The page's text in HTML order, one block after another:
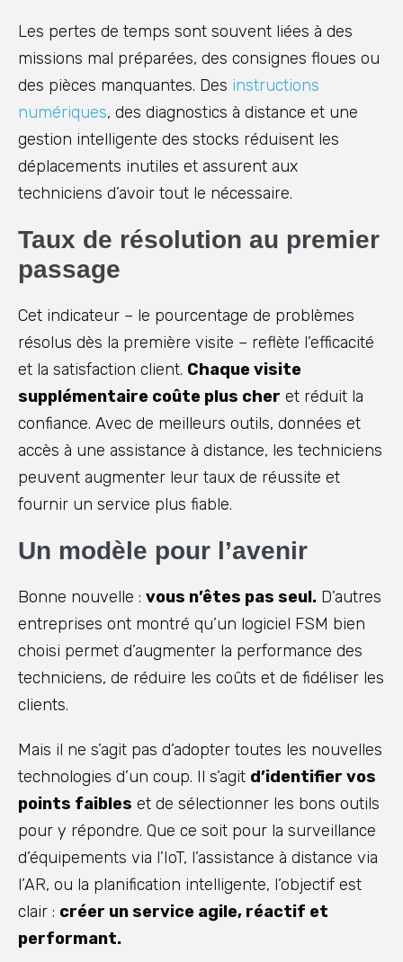
Les pertes de temps sont souvent liées à des
missions mal préparées, des consignes floues ou
des pièces manquantes. Des instructions
numériques, des diagnostics à distance et une
gestion intelligente des stocks réduisent les
déplacements inutiles et assurent aux
techniciens d’avoir tout le nécessaire.
Taux de résolution au premier
passage
Cet indicateur – le pourcentage de problèmes
résolus dès la première visite – reflète l’efficacité
et la satisfaction client. Chaque visite
supplémentaire coûte plus cher et réduit la
confiance. Avec de meilleurs outils, données et
accès à une assistance à distance, les techniciens
peuvent augmenter leur taux de réussite et
fournir un service plus fiable.
Un modèle pour l’avenir
Bonne nouvelle : vous n’êtes pas seul. D’autres
entreprises ont montré qu’un logiciel FSM bien
choisi permet d’augmenter la performance des
techniciens, de réduire les coûts et de fidéliser les
clients.
Mais il ne s’agit pas d’adopter toutes les nouvelles
technologies d’un coup. Il s’agit d’identifier vos
points faibles et de sélectionner les bons outils
pour y répondre. Que ce soit pour la surveillance
d’équipements via l’IoT, l’assistance à distance via
l’AR, ou la planification intelligente, l’objectif est
clair : créer un service agile, réactif et
performant.